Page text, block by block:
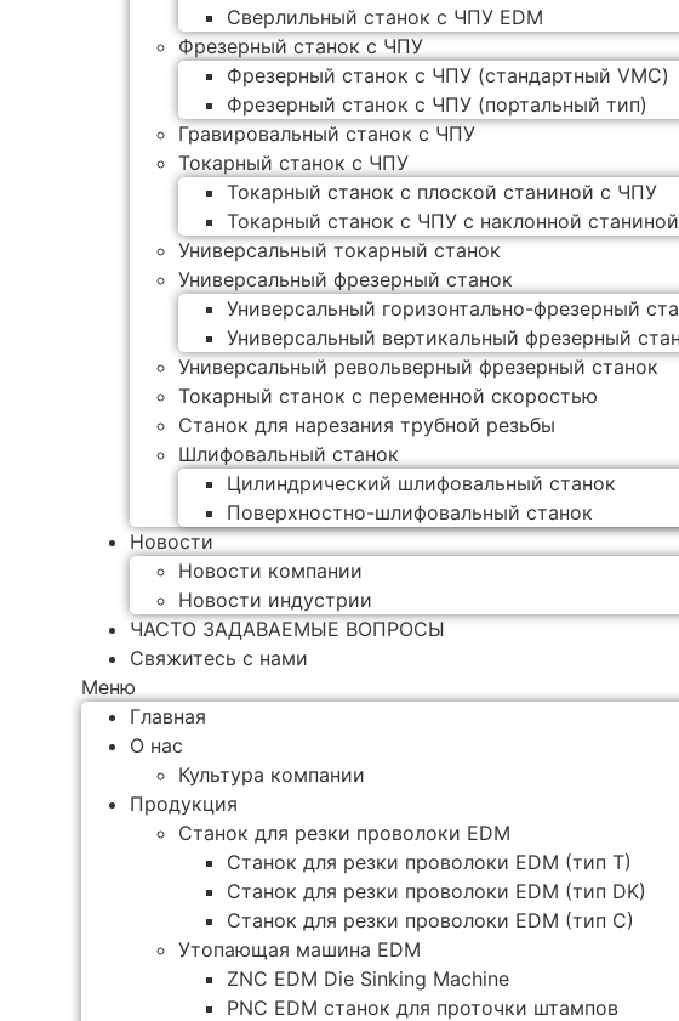
Сверлильный станок с ЧПУ EDM
Фрезерный станок с ЧПУ
Фрезерный станок с ЧПУ (стандартный VMC)
Фрезерный станок с ЧПУ (портальный тип)
Гравировальный станок с ЧПУ
Токарный станок с ЧПУ
Токарный станок с плоской станиной с ЧПУ
Токарный станок с ЧПУ с наклонной станиной
Универсальный токарный станок
Универсальный фрезерный станок
Универсальный горизонтально-фрезерный
Универсальный вертикальный фрезерный
Универсальный револьверный фрезерный станок
Токарный станок с переменной скоростью
Станок для нарезания трубной резьбы
Шлифовальный станок
Цилиндрический шлифовальный станок
Поверхностно-шлифовальный станок
Новости
Новости компании
Новости индустрии
ЧАСТО ЗАДАВАЕМЫЕ ВОПРОСЫ
Свяжитесь с нами
Меню
Главная
О нас
Культура компании
Продукция
Станок для резки проволоки EDM
Станок для резки проволоки EDM (тип T)
Станок для резки проволоки EDM (тип DK)
Станок для резки проволоки EDM (тип C)
Утопающая машина EDM
ZNC EDM Die Sinking Machine
PNC EDM станок для проточки штампов